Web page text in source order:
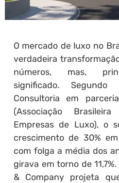
O mercado de luxo no
verdadeira
números, mas,
significado.
Consultoria em
(Associação
Empresas de Luxo), o
crescimento de 30%
com folga a média dos
girava em torno de
& Company projeta